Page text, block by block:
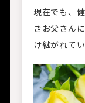
現在でも、
きお父さん
け継がれてい